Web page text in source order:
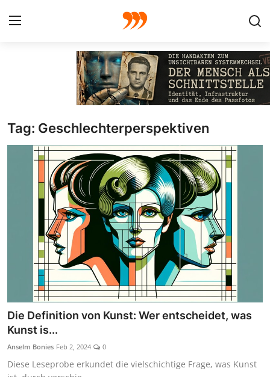
Galerie
Redaktion
Vorproduktion
Tag: Geschlechterperspektiven
Die Definition von Kunst: Wer entscheidet, was
Kunst is...
Anselm Bonies Feb 2, 2024 0
Diese Leseprobe erkundet die vielschichtige Frage, was Kunst